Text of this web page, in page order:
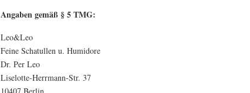
Angaben gemäß § 5 TMG:
Leo&Leo
Feine Schatullen u. Humidore
Dr. Per Leo
Liselotte-Herrmann-Str. 37